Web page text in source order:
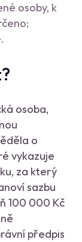
osoby, k
osoba,
o
vykazuje
za který
sazbu
100 000 Kč
předpis